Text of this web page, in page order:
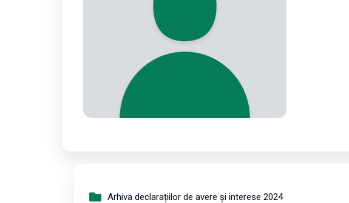
Arhiva declarațiilor de avere și interese 2024